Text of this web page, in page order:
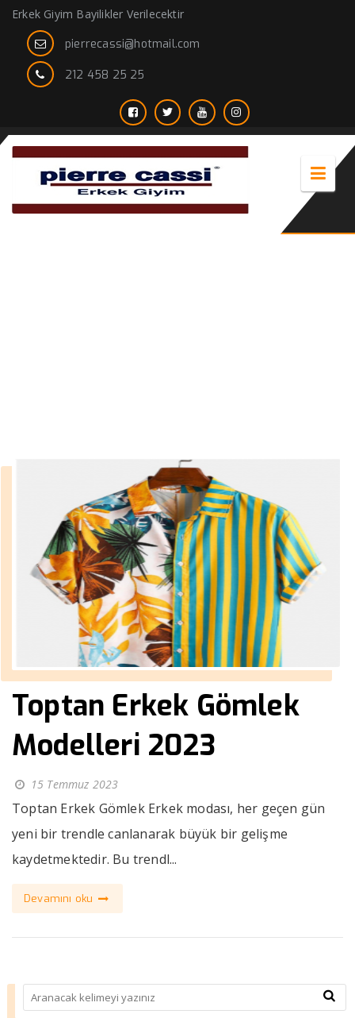
Erkek Giyim Bayilikler Verilecektir
pierrecassi@hotmail.com
212 458 25 25
Toptan Erkek Gömlek
Modelleri 2023
15 Temmuz 2023
Toptan Erkek Gömlek Erkek modası, her geçen gün
yeni bir trendle canlanarak büyük bir gelişme
kaydetmektedir. Bu trendl...
Devamını oku